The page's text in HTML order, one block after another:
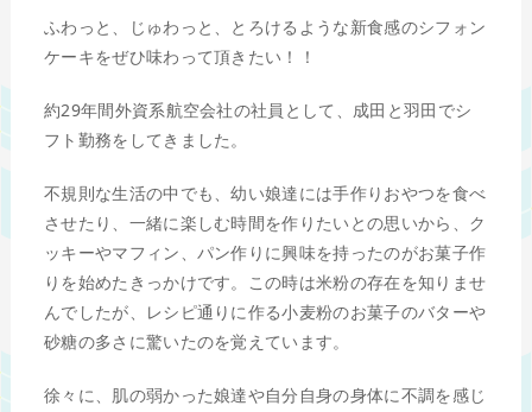
ふわっと、じゅわっと、とろけるような新食感のシフォン
ケーキをぜひ味わって頂きたい！！
約29年間外資系航空会社の社員として、成田と羽田でシ
フト勤務をしてきました。
不規則な生活の中でも、幼い娘達には手作りおやつを食べ
させたり、一緒に楽しむ時間を作りたいとの思いから、ク
ッキーやマフィン、パン作りに興味を持ったのがお菓子作
りを始めたきっかけです。この時は米粉の存在を知りませ
んでしたが、レシピ通りに作る小麦粉のお菓子のバターや
砂糖の多さに驚いたのを覚えています。
徐々に、肌の弱かった娘達や自分自身の身体に不調を感じ